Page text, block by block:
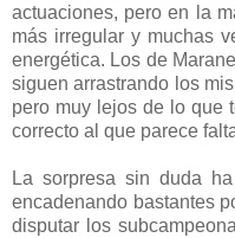
actuaciones, pero en la
más irregular y muchas
energética. Los de
siguen arrastrando los
pero muy lejos de lo que
correcto al que parece
La sorpresa sin duda
encadenando bastantes
disputar los